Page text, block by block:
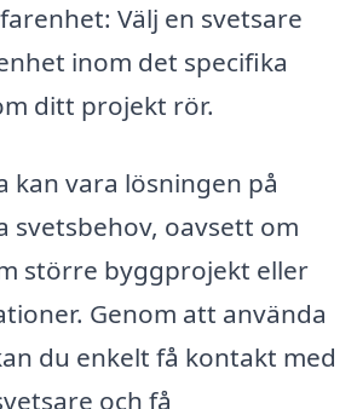
Välj en svetsare
inom det specifika
ditt projekt rör.
kan vara lösningen på
svetsbehov, oavsett om
större byggprojekt eller
Genom att använda
du enkelt få kontakt med
och få